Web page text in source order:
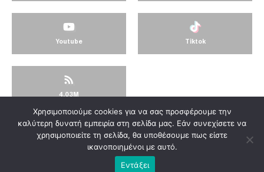
Youtube Tiktok
4.03M
© KorinthosTV @2025
Χρησιμοποιούμε cookies για να σας προσφέρουμε την
καλύτερη δυνατή εμπειρία στη σελίδα μας. Εάν συνεχίσετε να
χρησιμοποιείτε τη σελίδα, θα υποθέσουμε πως είστε
ικανοποιημένοι με αυτό.
Εντάξει